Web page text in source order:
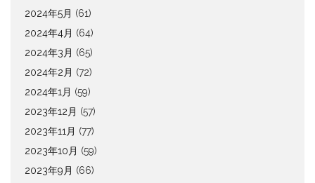
2024年5月 (61)
2024年4月 (64)
2024年3月 (65)
2024年2月 (72)
2024年1月 (59)
2023年12月 (57)
2023年11月 (77)
2023年10月 (59)
2023年9月 (66)